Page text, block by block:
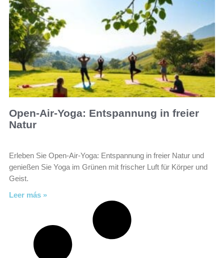
Open-Air-Yoga: Entspannung in freier
Natur
Erleben Sie Open-Air-Yoga: Entspannung in freier Natur und
genießen Sie Yoga im Grünen mit frischer Luft für Körper und
Geist.
Leer más »